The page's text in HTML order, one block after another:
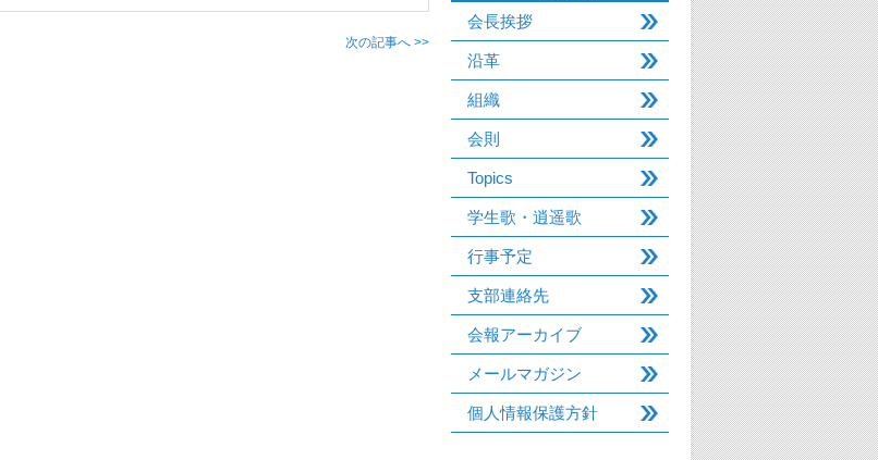
次の記事へ >>
会長挨拶
沿革
組織
会則
Topics
学生歌・逍遥歌
行事予定
支部連絡先
会報アーカイブ
メールマガジン
個人情報保護方針